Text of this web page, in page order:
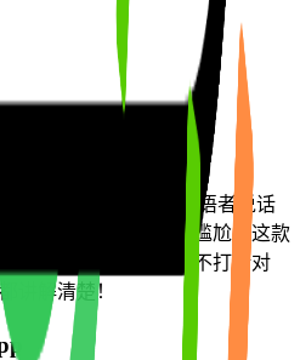
有过这种经历：跟母语者说话
纠正，弄得双方都很尴尬。这款
它会纠正你，却从不打断对
讲解清楚！